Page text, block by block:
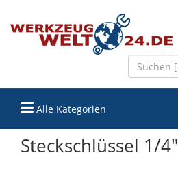
Alle Kategorien
Steckschlüssel 1/4"